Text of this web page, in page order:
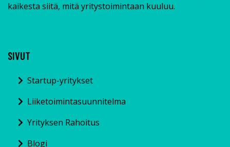
kaikesta siitä, mitä yritystoimintaan kuuluu.
SIVUT
Startup-yritykset
Liiketoimintasuunnitelma
Yrityksen Rahoitus
Blogi